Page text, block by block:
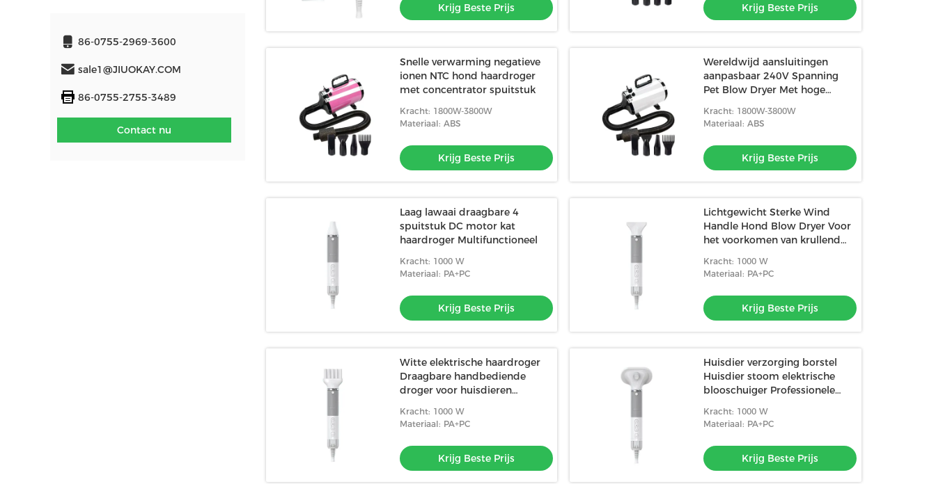
86-0755-2969-3600
sale1@JIUOKAY.COM
86-0755-2755-3489
Contact nu
Krijg Beste Prijs Krijg Beste Prijs
Snelle verwarming negatieve
ionen NTC hond haardroger
met concentrator spuitstuk
Kracht: 1800W-3800W
Materiaal: ABS
Krijg Beste Prijs
Wereldwijd aansluitingen
aanpasbaar 240V Spanning
Pet Blow Dryer Met hoge
Kracht: 1800W-3800W
Materiaal: ABS
Krijg Beste Prijs
Laag lawaai draagbare 4
spuitstuk DC motor kat
haardroger Multifunctioneel
Kracht: 1000 W
Materiaal: PA+PC
Krijg Beste Prijs
Lichtgewicht Sterke Wind
Handle Hond Blow Dryer Voor
het voorkomen van krullend
Kracht: 1000 W
Materiaal: PA+PC
Krijg Beste Prijs
Witte elektrische haardroger
Draagbare handbediende
droger voor huisdieren
Kracht: 1000 W
Materiaal: PA+PC
Krijg Beste Prijs
Huisdier verzorging borstel
Huisdier stoom elektrische
blooschuiger Professionele
Kracht: 1000 W
Materiaal: PA+PC
Krijg Beste Prijs